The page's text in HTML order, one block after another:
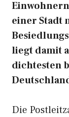
einer Stadt
liegt damit
dichtesten
Die